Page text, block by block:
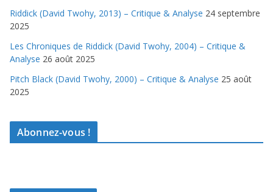
Riddick (David Twohy, 2013) – Critique & Analyse 24 septembre
2025
Les Chroniques de Riddick (David Twohy, 2004) – Critique &
Analyse 26 août 2025
Pitch Black (David Twohy, 2000) – Critique & Analyse 25 août
2025
Abonnez-vous !